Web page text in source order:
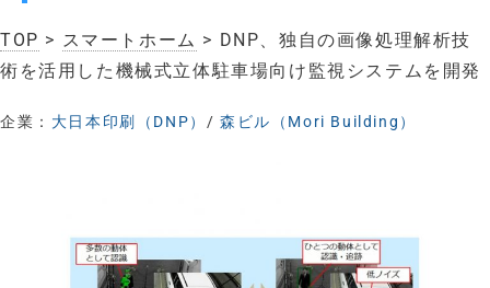
TOP > スマートホーム > DNP、独自の画像処理解析技
術を活用した機械式立体駐車場向け監視システムを開発
企業： 大日本印刷（DNP） /森ビル（Mori Building）